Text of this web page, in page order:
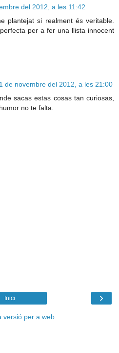
del 2012, a les 11:42
plantejat si realment és veritable.
per a fer una llista innocent
1 de novembre del 2012, a les 21:00
sacas estas cosas tan curiosas,
no te falta.
›
Inici
versió per a web